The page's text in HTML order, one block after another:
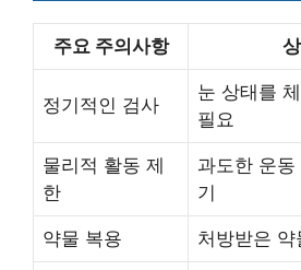
주요 주의사항
정기적인 검사
눈 상태를
필요
물리적 활동 제
한
과도한 운
기
약물 복용 처방받은 약